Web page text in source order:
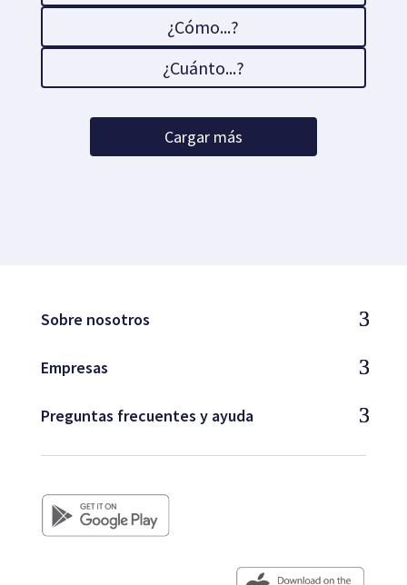
¿Cómo...?
¿Cuánto...?
Cargar más
Sobre nosotros
Empresas
Preguntas frecuentes y ayuda